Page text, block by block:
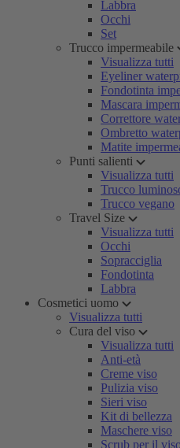
Labbra
Occhi
Set
Trucco impermeabile
Visualizza tutti
Eyeliner
Fondotinta
Mascara
Correttore
Ombretto
Matite
Punti salienti
Visualizza tutti
Trucco
Trucco vegano
Travel Size
Visualizza tutti
Occhi
Sopracciglia
Fondotinta
Labbra
Cosmetici uomo
Visualizza tutti
Cura del viso
Visualizza tutti
Anti-età
Creme viso
Pulizia viso
Sieri viso
Kit di bellezza
Maschere viso
Scrub per il